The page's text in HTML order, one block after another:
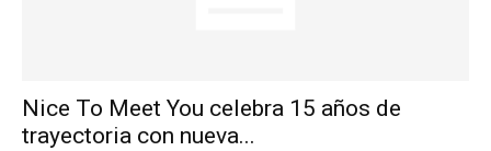
Nice To Meet You celebra 15 años de
trayectoria con nueva...